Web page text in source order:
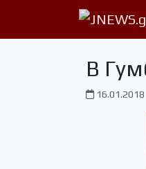
В
16.01.2018